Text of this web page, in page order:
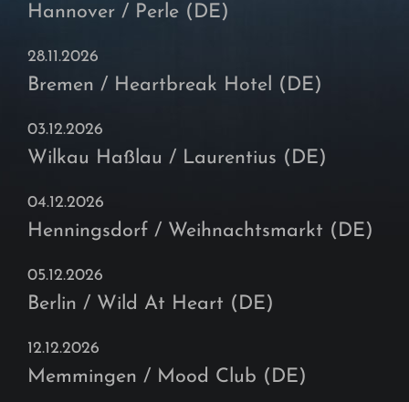
Hannover / Perle (DE)
28.11.2026
Bremen / Heartbreak Hotel (DE)
03.12.2026
Wilkau Haßlau / Laurentius (DE)
04.12.2026
Henningsdorf / Weihnachtsmarkt (DE)
05.12.2026
Berlin / Wild At Heart (DE)
12.12.2026
Memmingen / Mood Club (DE)